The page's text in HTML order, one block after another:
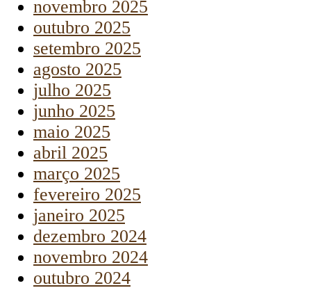
novembro 2025
outubro 2025
setembro 2025
agosto 2025
julho 2025
junho 2025
maio 2025
abril 2025
março 2025
fevereiro 2025
janeiro 2025
dezembro 2024
novembro 2024
outubro 2024